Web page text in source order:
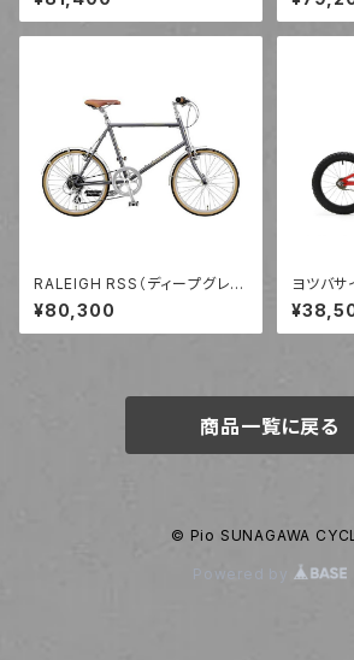
RALEIGH RSS（ディープグレ
ー）
¥80,300
ヨツバ
ローレッ
商品一覧に戻る
© Pio SUNAGAWA
Powered by